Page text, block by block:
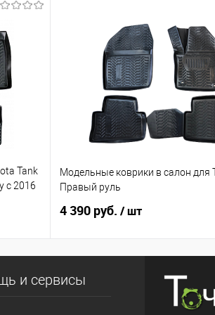
Tank
с 2016
Модельные коврики в салон для
Правый руль
4 390 руб. / шт
и сервисы